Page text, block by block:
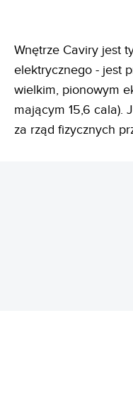
Wnętrze Caviry jest
elektrycznego - jest
wielkim, pionowym
mającym 15,6 cala).
za rząd fizycznych